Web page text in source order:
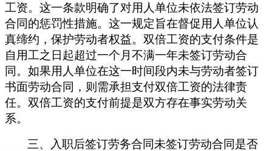
工资。这一条款明确了对用人单位未依法签订劳动
合同的惩罚性措施。这一规定旨在督促用人单位认
真缔约，保护劳动者权益。 双倍工资的支付条件是
自用工之日起超过一个月不满一年未签订劳动合
同。如果用人单位在这一时间段内未与劳动者签订
书面劳动合同，则需承担支付双倍工资的法律责
任。双倍工资的支付前提是双方存在事实劳动关
系。
三、
入职后签订劳务合同未签订劳动合同是否